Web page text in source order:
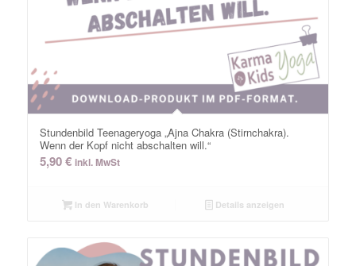
Stundenbild Teenageryoga „Ajna Chakra (Stirnchakra).
Wenn der Kopf nicht abschalten will.“
5,90€ inkl. MwSt
In den Warenkorb Details anzeigen